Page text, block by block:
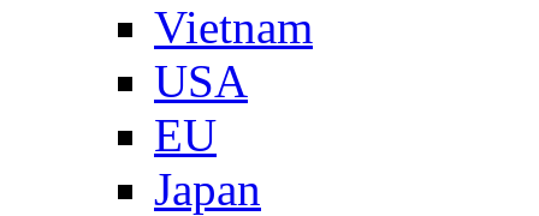
Vietnam
USA
EU
Japan